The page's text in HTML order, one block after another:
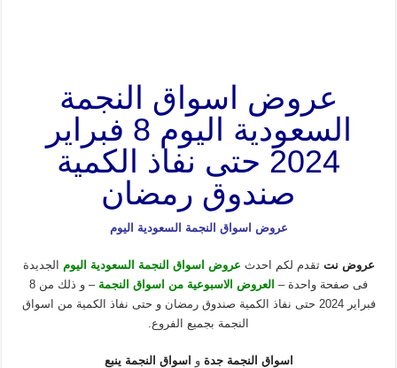
عروض اسواق النجمة
السعودية اليوم 8 فبراير
2024 حتى نفاذ الكمية
صندوق رمضان
عروض اسواق النجمة السعودية اليوم
عروض نتتقدم لكم احدث عروض اسواق النجمة السعودية اليوم
الجديدة
فى صفحة واحدة – العروض الاسبوعية من اسواق النجمة
– و ذلك من 8
فبراير 2024 حتى نفاذ الكمية صندوق رمضان و حتى نفاذ الكمية من اسواق
النجمة بجميع الفروع.
اسواق النجمة جدة و اسواق النجمة ينبع